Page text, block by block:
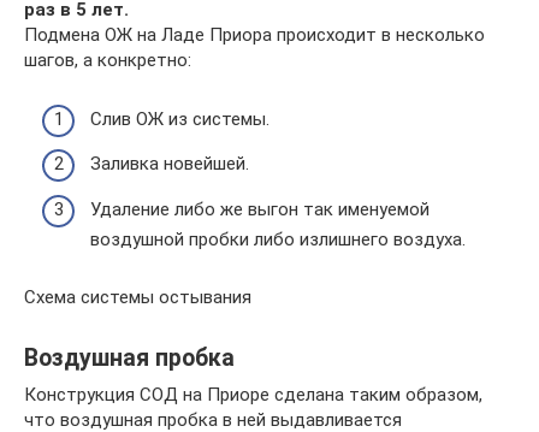
раз в 5 лет.
Подмена ОЖ на Ладе Приора происходит в несколько
шагов, а конкретно:
Слив ОЖ из системы.
Заливка новейшей.
Удаление либо же выгон так именуемой
воздушной пробки либо излишнего воздуха.
Схема системы остывания
Воздушная пробка
Конструкция СОД на Приоре сделана таким образом,
что воздушная пробка в ней выдавливается